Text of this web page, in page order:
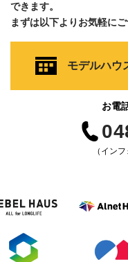
できます。
まずは以下よりお気軽にご
モデルハウ
お電
（イン